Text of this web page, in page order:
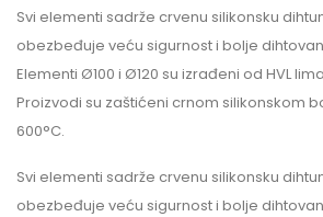
Svi elementi sadrže crvenu silikonsku
obezbeđuje veću sigurnost i bolje
Elementi Ø100 i Ø120 su izrađeni od HVL
Proizvodi su zaštićeni crnom silikonskom
600°C.
Svi elementi sadrže crvenu silikonsku
obezbeđuje veću sigurnost i bolje